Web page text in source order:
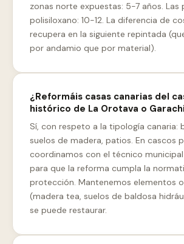
zonas norte expuestas: 5-7 años. Las
polisiloxano: 10-12. La diferencia de
recupera en la siguiente repintada
por andamio que por material).
¿Reformáis casas canarias del
histórico de La Orotava o
Sí, con respeto a la tipología canaria:
suelos de madera, patios. En cascos
coordinamos con el técnico
para que la reforma cumpla la
protección. Mantenemos elementos
(madera tea, suelos de baldosa
se puede restaurar.